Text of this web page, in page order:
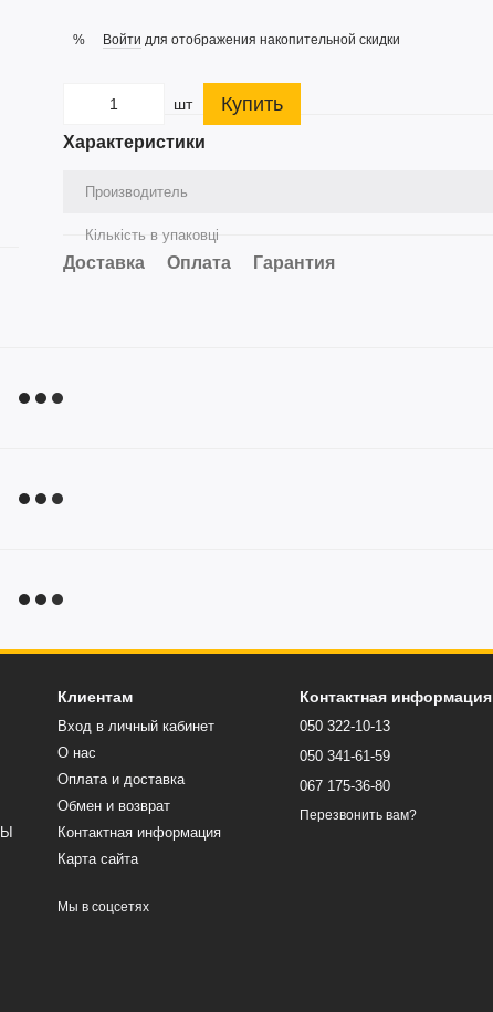
% Войти для отображения накопительной скидки
шт Купить
Характеристики
Производитель
Кількість в упаковці
Доставка Оплата Гарантия
Клиентам
Вход в личный кабинет
О нас
Оплата и доставка
Обмен и возврат
Контактная информация
Карта сайта
Мы в соцсетях
Контактная информация
050 322-10-13
050 341-61-59
067 175-36-80
Перезвонить вам?